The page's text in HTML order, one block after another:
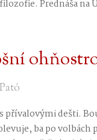
Prednáša na
přívalovými dešti.
ba po